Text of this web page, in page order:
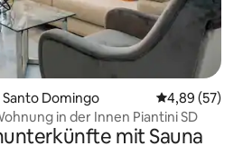
Domingo
4,89 (57)
in der Innen Piantini SD
mit Sauna